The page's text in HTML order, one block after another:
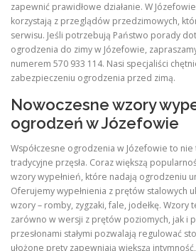
zapewnić prawidłowe działanie. W
korzystają z przeglądów przedzimowych,
serwisu. Jeśli potrzebują Państwo porady
ogrodzenia do zimy w Józefowie,
numerem 570 933 114. Nasi specjaliści
zabezpieczeniu ogrodzenia przed zimą.
Nowoczesne wzory
ogrodzeń w Józefowie
Współczesne ogrodzenia w Józefowie to
tradycyjne przęsła. Coraz większą
wzory wypełnień, które nadają ogrodzeniu
Oferujemy wypełnienia z prętów stalowych
wzory – romby, zygzaki, fale, jodełkę. Wzory
zarówno w wersji z prętów poziomych, jak i
przesłonami stałymi pozwalają regulować
ułożone pręty zapewniają większą